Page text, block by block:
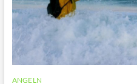
ANGELN